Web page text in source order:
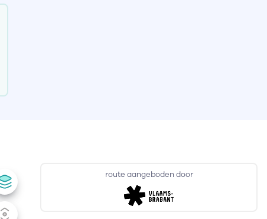
route aangeboden door